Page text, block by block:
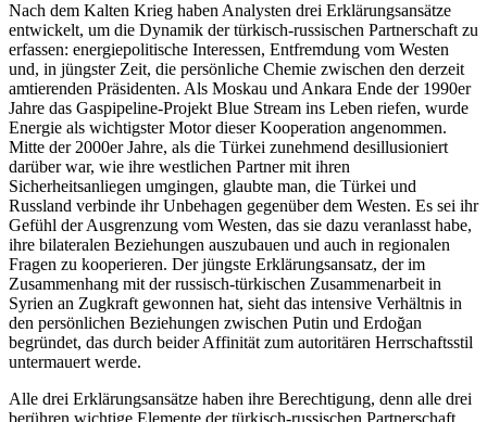
Nach dem Kalten Krieg haben Analysten drei Erklärungsansätze
entwickelt, um die Dynamik der türkisch-russischen Partnerschaft zu
erfassen: ener­giepolitische Interessen, Entfremdung vom Westen
und, in jüngster Zeit, die persönliche Chemie zwischen den derzeit
amtierenden Präsidenten. Als Moskau und Ankara Ende der 1990er
Jahre das Gaspipeline-Projekt Blue Stream ins Leben riefen, wurde
Energie als wichtigster Motor dieser Kooperation angenommen.
Mitte der 2000er Jahre, als die Türkei zunehmend desillusioniert
darüber war, wie ihre west­lichen Partner mit ihren
Sicherheitsanliegen umgin­gen, glaubte man, die Türkei und
Russland verbinde ihr Unbehagen gegenüber dem Westen. Es sei ihr
Gefühl der Ausgrenzung vom Westen, das sie dazu veranlasst habe,
ihre bilateralen Beziehungen aus­zubauen und auch in regionalen
Fragen zu koope­rieren. Der jüngste Erklärungsansatz, der im
Zusam­menhang mit der russisch-türkischen Zusammen­arbeit in
Syrien an Zugkraft gewonnen hat, sieht das intensive Verhältnis in
den persönlichen Beziehun­gen zwischen Putin und Erdoğan
begründet, das durch beider Affinität zum autoritären Herrschaftsstil
untermauert werde.
Alle drei Erklärungsansätze haben ihre Berechtigung, denn alle drei